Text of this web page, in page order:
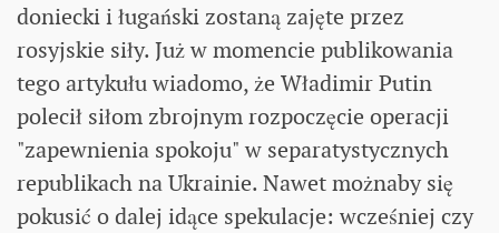
doniecki i ługański zostaną zajęte przez
rosyjskie siły. Już w momencie publikowania
tego artykułu wiadomo, że Władimir Putin
polecił siłom zbrojnym rozpoczęcie operacji
"zapewnienia spokoju" w separatystycznych
republikach na Ukrainie. Nawet możnaby się
pokusić o dalej idące spekulacje: wcześniej czy